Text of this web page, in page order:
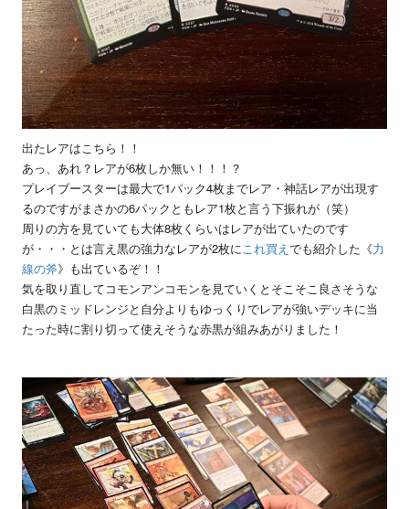
出たレアはこちら！！
あっ、あれ？レアが6枚しか無い！！！？
プレイブースターは最大で1パック4枚までレア・神話レアが出現す
るのですがまさかの6パックともレア1枚と言う下振れが（笑）
周りの方を見ていても大体8枚くらいはレアが出ていたのです
が・・・とは言え黒の強力なレアが2枚に これ買え でも紹介した《力
線の斧》も出ているぞ！！
気を取り直してコモンアンコモンを見ていくとそこそこ良さそうな
白黒のミッドレンジと自分よりもゆっくりでレアが強いデッキに当
たった時に割り切って使えそうな赤黒が組みあがりました！